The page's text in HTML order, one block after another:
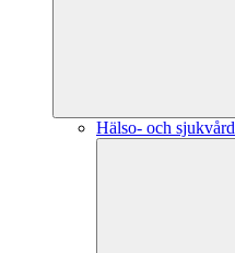
Hälso- och sjukvård